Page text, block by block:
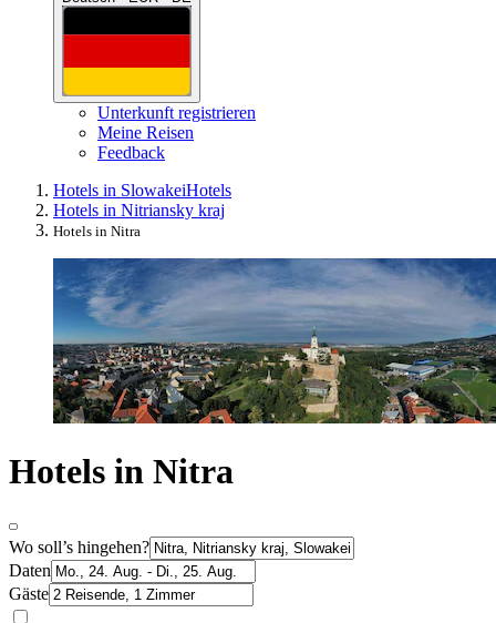
Unterkunft registrieren
Meine Reisen
Feedback
Hotels in SlowakeiHotels
Hotels in Nitriansky kraj
Hotels in Nitra
Hotels in Nitra
Wo soll’s hingehen?
Daten
Gäste